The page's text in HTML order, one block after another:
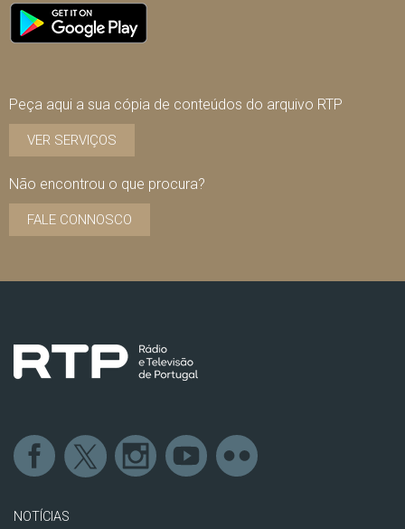
Peça aqui a sua cópia de conteúdos do arquivo RTP
VER SERVIÇOS
Não encontrou o que procura?
FALE CONNOSCO
NOTÍCIAS